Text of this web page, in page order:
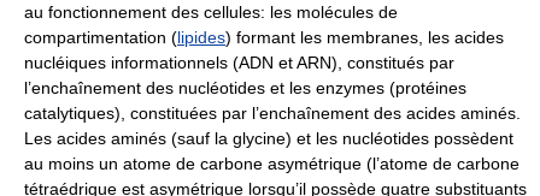
au fonctionnement des cellules: les molécules de
compartimentation (lipides) formant les membranes, les acides
nucléiques informationnels (ADN et ARN), constitués par
l’enchaînement des nucléotides et les enzymes (protéines
catalytiques), constituées par l’enchaînement des acides aminés.
Les acides aminés (sauf la glycine) et les nucléotides possèdent
au moins un atome de carbone asymétrique (l’atome de carbone
tétraédrique est asymétrique lorsqu’il possède quatre substituants